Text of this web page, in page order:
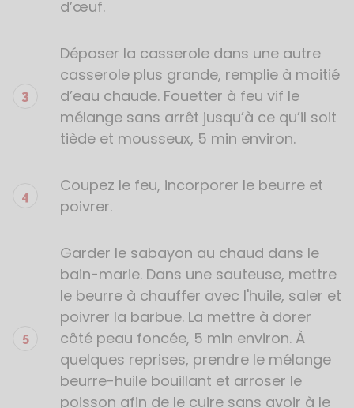
d’œuf.
Déposer la casserole dans une autre
casserole plus grande, remplie à moitié
d’eau chaude. Fouetter à feu vif le
mélange sans arrêt jusqu’à ce qu’il soit
tiède et mousseux, 5 min environ.
Coupez le feu, incorporer le beurre et
poivrer.
Garder le sabayon au chaud dans le
bain-marie. Dans une sauteuse, mettre
le beurre à chauffer avec l'huile, saler et
poivrer la barbue. La mettre à dorer
côté peau foncée, 5 min environ. À
quelques reprises, prendre le mélange
beurre-huile bouillant et arroser le
poisson afin de le cuire sans avoir à le